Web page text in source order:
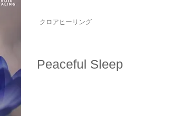
クロアヒーリング
Peaceful Sleep